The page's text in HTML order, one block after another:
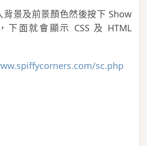
背景及前景顏色然後按下 Show
下面就會顯示 CSS 及 HTML
sc.php